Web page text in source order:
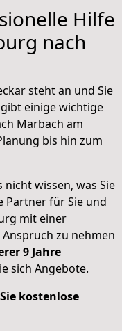
Hilfe
nach
steht an und Sie
einige wichtige
Marbach am
bis hin zum
wissen, was Sie
Partner für Sie und
mit einer
zu nehmen
9 Jahre
sich Angebote.
kostenlose